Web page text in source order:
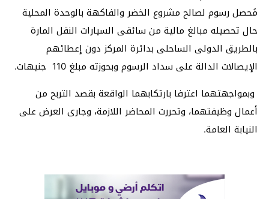
مُحصل رسوم لصالح مشروع الخضر والفاكهة بالوحدة المحلية
حال تحصيله مبالغ مالية من سائقى السيارات النقل المارة
بالطريق الدولى الساحلى بدائرة المركز دون إعطائهم
الإيصالات الدالة على سداد الرسوم وبحوزته مبلغ 110 جنيهات.
وبمواجهتهما اعترفا بارتكابهما الواقعة بقصد التربح من
أعمال وظيفتهما، وتحررت المحاضر اللازمة، وجارى العرض على
النيابة العامة.